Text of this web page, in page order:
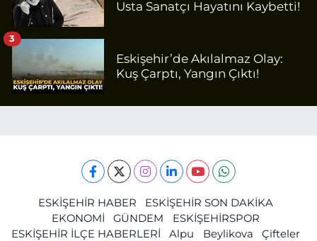
Usta Sanatçı Hayatını Kaybetti!
Eskişehir’de Akılalmaz Olay:
Kuş Çarptı, Yangın Çıktı!
3
ESKİŞEHİR HABER
ESKİŞEHİR SON DAKİKA
EKONOMİ
GÜNDEM
ESKİŞEHİRSPOR
ESKİŞEHİR İLÇE HABERLERİ
Alpu Beylikova Çifteler